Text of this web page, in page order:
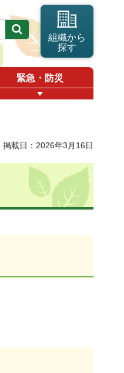
組織から
探す
緊急・防災
掲載日：2026年3月16日